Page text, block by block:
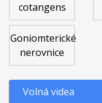
cotangens
Goniomterické
nerovnice
Volná videa